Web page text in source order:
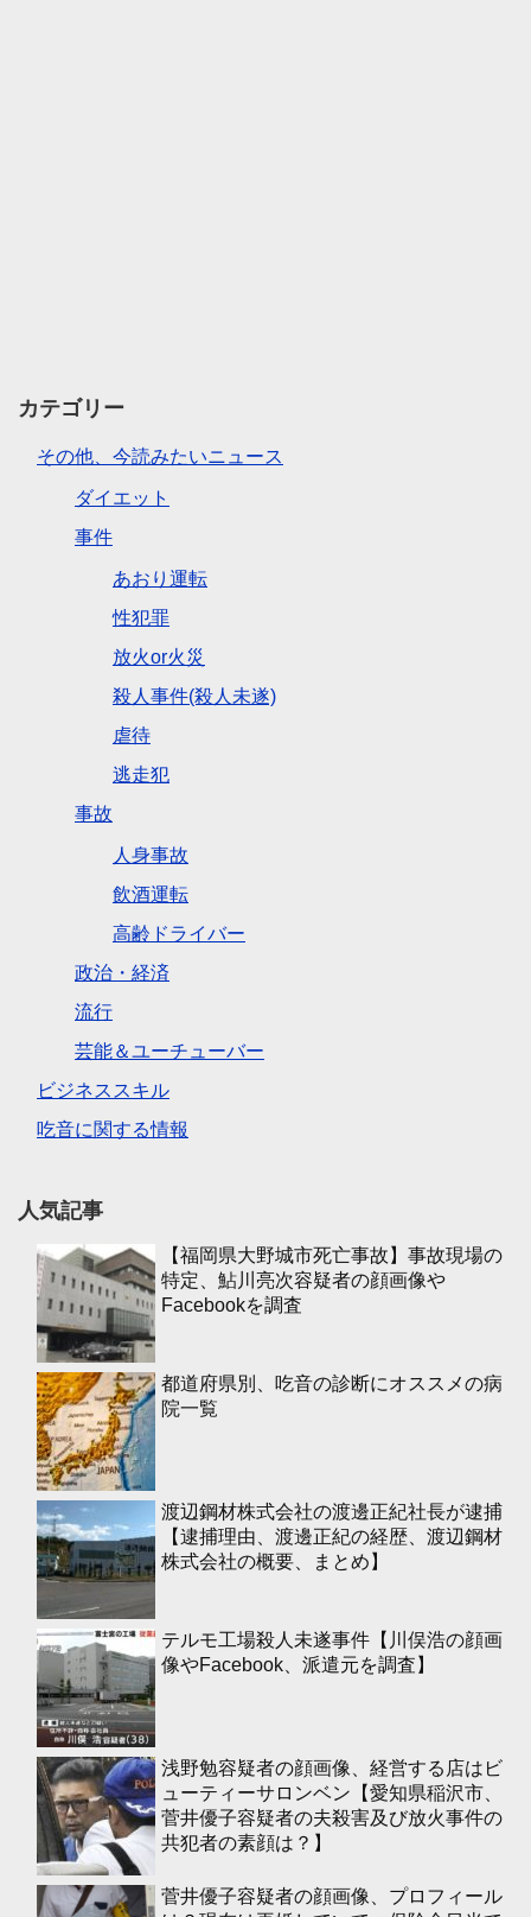
カテゴリー
その他、今読みたいニュース
ダイエット
事件
あおり運転
性犯罪
放火or火災
殺人事件(殺人未遂)
虐待
逃走犯
事故
人身事故
飲酒運転
高齢ドライバー
政治・経済
流行
芸能＆ユーチューバー
ビジネススキル
吃音に関する情報
人気記事
【福岡県大野城市死亡事故】事故現場の
特定、鮎川亮次容疑者の顔画像や
Facebookを調査
都道府県別、吃音の診断にオススメの病
院一覧
渡辺鋼材株式会社の渡邊正紀社長が逮捕
【逮捕理由、渡邊正紀の経歴、渡辺鋼材
株式会社の概要、まとめ】
テルモ工場殺人未遂事件【川俣浩の顔画
像やFacebook、派遣元を調査】
浅野勉容疑者の顔画像、経営する店はビ
ューティーサロンベン【愛知県稲沢市、
菅井優子容疑者の夫殺害及び放火事件の
共犯者の素顔は？】
菅井優子容疑者の顔画像、プロフィール